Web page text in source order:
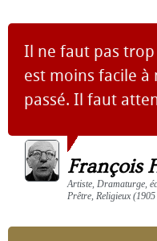
Il ne faut pas
est moins facile
passé. Il faut
François
Artiste, Dramaturge,
Prêtre, Religieux